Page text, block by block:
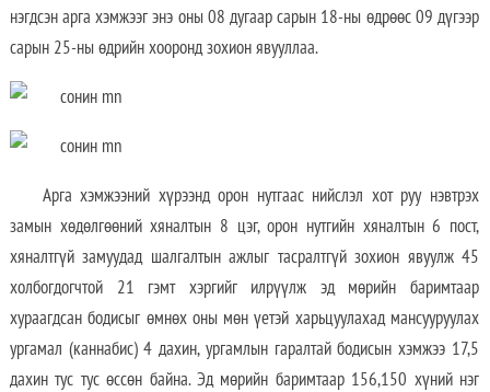
нэгдсэн арга хэмжээг энэ оны 08 дугаар сарын 18-ны өдрөөс 09 дүгээр
сарын 25-ны өдрийн хооронд зохион явууллаа.
Арга хэмжээний хүрээнд орон нутгаас нийслэл хот руу нэвтрэх
замын хөдөлгөөний хяналтын 8 цэг, орон нутгийн хяналтын 6 пост,
хяналтгүй замуудад шалгалтын ажлыг тасралтгүй зохион явуулж 45
холбогдогчтой 21 гэмт хэргийг илрүүлж эд мөрийн баримтаар
хураагдсан бодисыг өмнөх оны мөн үетэй харьцуулахад мансууруулах
ургамал (каннабис) 4 дахин, ургамлын гаралтай бодисын хэмжээ 17,5
дахин тус тус өссөн байна. Эд мөрийн баримтаар 156,150 хүний нэг